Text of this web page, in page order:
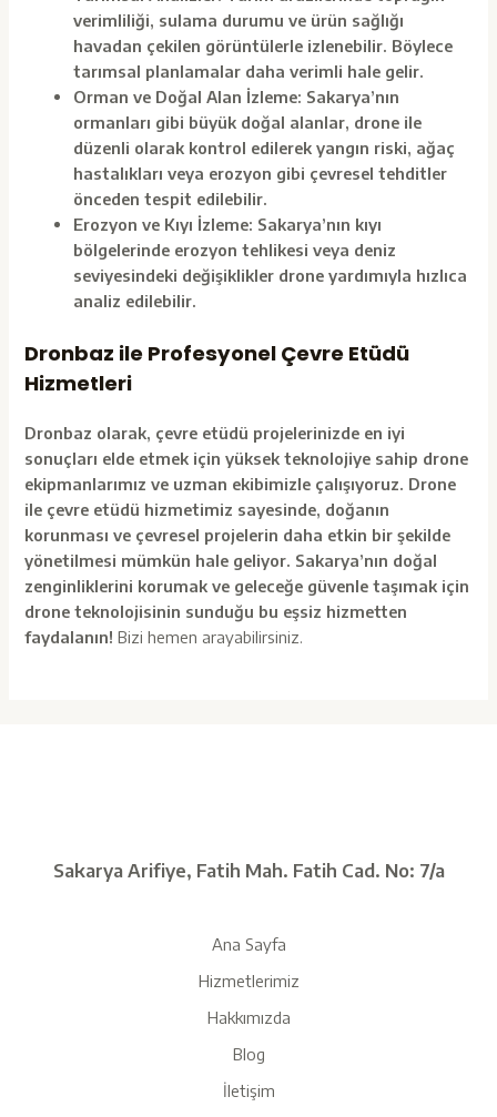
verimliliği, sulama durumu ve ürün sağlığı
havadan çekilen görüntülerle izlenebilir. Böylece
tarımsal planlamalar daha verimli hale gelir.
Orman ve Doğal Alan İzleme: Sakarya’nın
ormanları gibi büyük doğal alanlar, drone ile
düzenli olarak kontrol edilerek yangın riski, ağaç
hastalıkları veya erozyon gibi çevresel tehditler
önceden tespit edilebilir.
Erozyon ve Kıyı İzleme: Sakarya’nın kıyı
bölgelerinde erozyon tehlikesi veya deniz
seviyesindeki değişiklikler drone yardımıyla hızlıca
analiz edilebilir.
Dronbaz ile Profesyonel Çevre Etüdü
Hizmetleri
Dronbaz olarak, çevre etüdü projelerinizde en iyi
sonuçları elde etmek için yüksek teknolojiye sahip drone
ekipmanlarımız ve uzman ekibimizle çalışıyoruz. Drone
ile çevre etüdü hizmetimiz sayesinde, doğanın
korunması ve çevresel projelerin daha etkin bir şekilde
yönetilmesi mümkün hale geliyor. Sakarya’nın doğal
zenginliklerini korumak ve geleceğe güvenle taşımak için
drone teknolojisinin sunduğu bu eşsiz hizmetten
faydalanın! Bizi hemen arayabilirsiniz.
Sakarya Arifiye, Fatih Mah. Fatih Cad. No: 7/a
Ana Sayfa
Hizmetlerimiz
Hakkımızda
Blog
İletişim